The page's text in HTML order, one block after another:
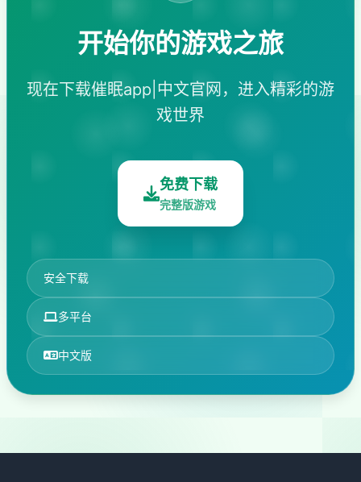
开始你的游戏之旅
现在下载催眠app|中文官网，进入精彩的游
戏世界
免费下载
完整版游戏
安全下载
多平台
中文版